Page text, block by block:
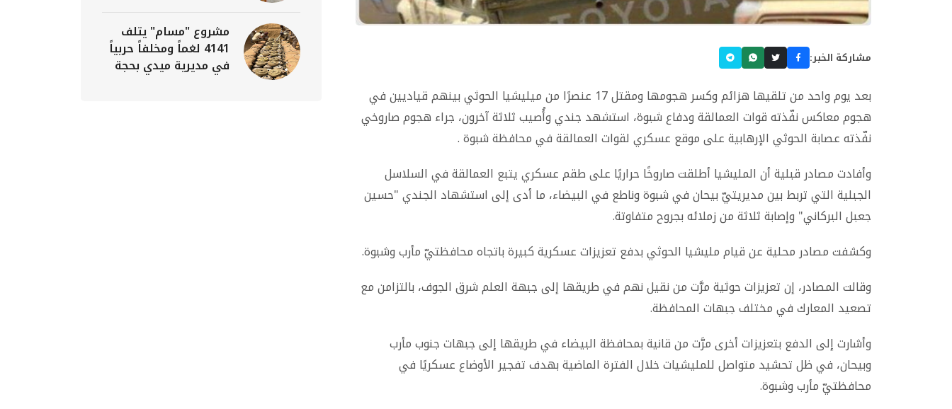
مشاركة الخبر:
بعد يوم واحد من تلقيها هزائم وكسر هجومها ومقتل 17 عنصرًا من ميليشيا الحوثي بينهم قياديين في
هجوم معاكس نفّذته قوات العمالقة ودفاع شبوة، استشهد جندي وأُصيب ثلاثة آخرون، جراء هجوم صاروخي
نفّذته عصابة الحوثي الإرهابية على موقع عسكري لقوات العمالقة في محافظة شبوة .
وأفادت مصادر قبلية أن المليشيا أطلقت صاروخًا حراريًا على طقم عسكري يتبع العمالقة في السلاسل
الجبلية التي تربط بين مديريتيّ بيحان في شبوة وناطع في البيضاء، ما أدى إلى استشهاد الجندي "حسين
جعبل البركاني" وإصابة ثلاثة من زملائه بجروح متفاوتة.
وكشفت مصادر محلية عن قيام مليشيا الحوثي بدفع تعزيزات عسكرية كبيرة باتجاه محافظتيّ مأرب وشبوة.
وقالت المصادر، إن تعزيزات حوثية مرَّت من نقيل نهم في طريقها إلى جبهة العلم شرق الجوف، بالتزامن مع
تصعيد المعارك في مختلف جبهات المحافظة.
وأشارت إلى الدفع بتعزيزات أخرى مرَّت من قانية بمحافظة البيضاء في طريقها إلى جبهات جنوب مأرب
وبيحان، في ظل تحشيد متواصل للمليشيات خلال الفترة الماضية بهدف تفجير الأوضاع عسكريًا في
محافظتيّ مأرب وشبوة.
مشروع "مسام" يتلف
4141 لغماً ومخلفاً حربياً
في مديرية ميدي بحجة